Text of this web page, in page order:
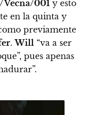
001 y esto
en la quinta y
previamente
.Will “va a ser
pues apenas